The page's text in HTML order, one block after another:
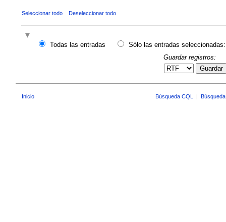
Seleccionar todo Deseleccionar todo
Todas las entradas
Sólo las entradas seleccionadas:
Guardar registros:
Guardar
Inicio Búsqueda CQL